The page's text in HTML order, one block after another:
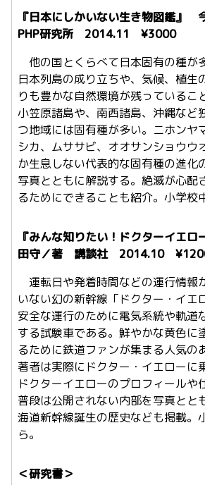
『日本にしかいない生き物図鑑』
PHP研究所 2014.11 ¥3000
他の国とくらべて日本固有の種が
日本列島の成り立ちや、気候、植生
りも豊かな自然環境が残っているこ
小笠原諸島や、南西諸島、沖縄など
つ地域には固有種が多い。ニホンヤ
シカ、ムササビ、オオサンショウウ
か生息しない代表的な固有種の進化
写真とともに解説する。絶滅が心配
るためにできることも紹介。小学校
『みんな知りたい！ドクターイエ
田守／著 講談社 2014.10
運転日や発着時間などの運行情報
いない幻の新幹線「ドクター・イエ
安全な運行のために電気系統や軌道
する試験車である。鮮やかな黄色に
るために鉄道ファンが集まる人気の
著者は実際にドクター・イエローに
ドクターイエローのプロフィールや
普段は公開されない内部を写真とと
海道新幹線誕生の歴史なども掲載。
ら。
＜研究書＞